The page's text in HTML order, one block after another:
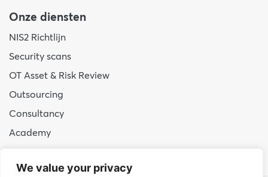
We value your privacy
Onze diensten
NIS2 Richtlijn
Security scans
OT Asset & Risk Review
Outsourcing
Consultancy
Academy